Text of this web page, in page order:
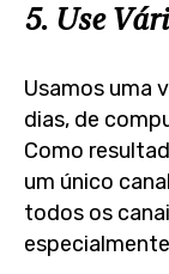
5. Use
Usamos uma
dias, de
Como
um único
todos os